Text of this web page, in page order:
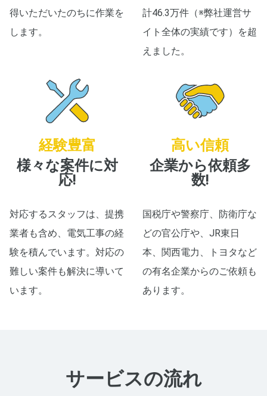
得いただいたのちに作業を
します。
計46.3万件（※弊社運営サ
イト全体の実績です）を超
えました。
経験豊富
様々な案件に対
応!
対応するスタッフは、提携
業者も含め、電気工事の経
験を積んでいます。対応の
難しい案件も解決に導いて
います。
高い信頼
企業から依頼多
数!
国税庁や警察庁、防衛庁な
どの官公庁や、JR東日
本、関西電力、トヨタなど
の有名企業からのご依頼も
あります。
サービスの流れ